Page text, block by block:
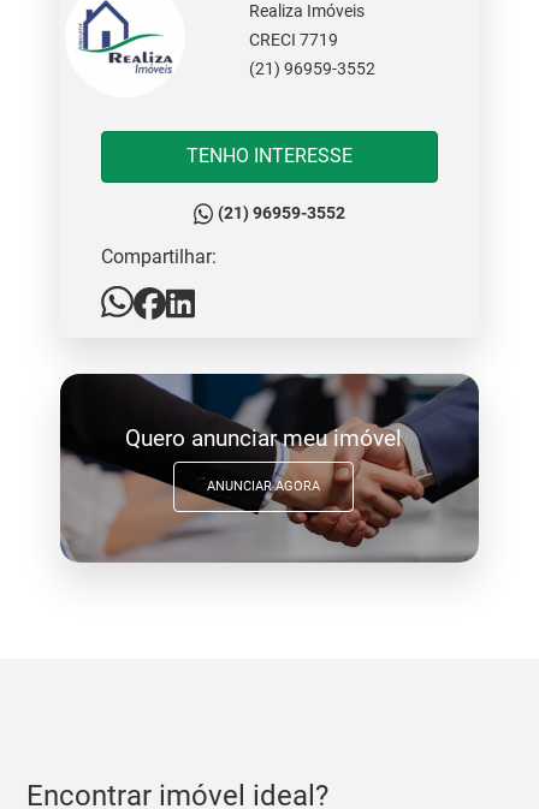
Realiza Imóveis
CRECI 7719
(21) 96959-3552
TENHO INTERESSE
(21) 96959-3552
Compartilhar:
Quero anunciar meu imóvel
ANUNCIAR AGORA
Encontrar imóvel ideal?